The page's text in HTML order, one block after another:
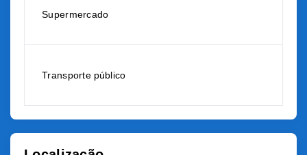
Supermercado
Transporte público